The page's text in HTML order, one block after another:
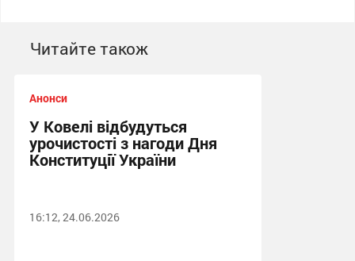
Читайте також
Анонси
У Ковелі відбудуться
урочистості з нагоди Дня
Конституції України
16:12, 24.06.2026